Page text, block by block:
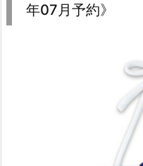
年07月予約》